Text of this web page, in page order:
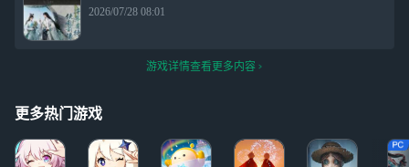
2026/07/28 08:01
游戏详情查看更多内容
更多热门游戏